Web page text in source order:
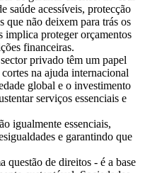
saúde acessíveis, protecção
que não deixem para trás os
implica proteger orçamentos
financeiras.
privado têm um papel
na ajuda internacional
global e o investimento
serviços essenciais e
igualmente essenciais,
e garantindo que
questão de direitos - é a base